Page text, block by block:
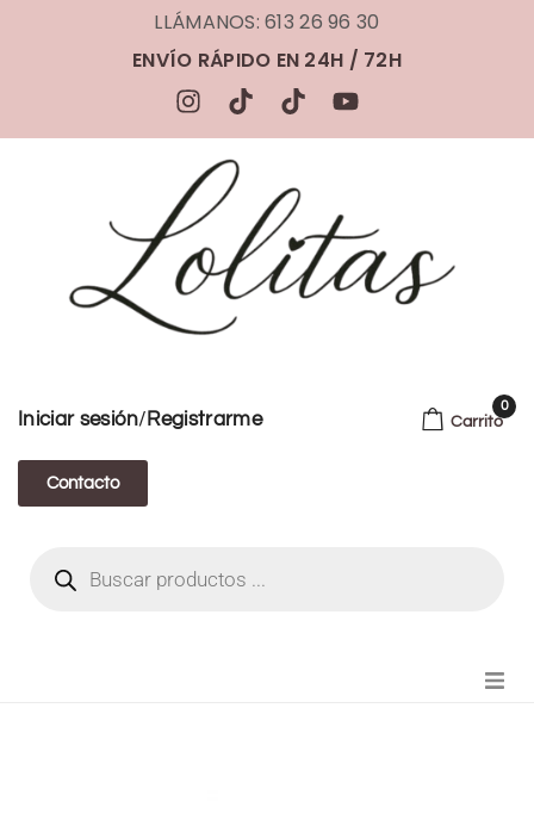
LLÁMANOS: 613 26 96 30
ENVÍO RÁPIDO EN 24H / 72H
Iniciar sesión/ Registrarme
Contacto
Carrito
0